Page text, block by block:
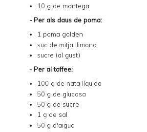
10 g de mantega
- Per als daus de poma:
1 poma golden
suc de mitja llimona
sucre (al gust)
- Per al toffee:
100 g de nata líquida
50 g de glucosa
50 g de sucre
1 g de sal
50 g d'aigua